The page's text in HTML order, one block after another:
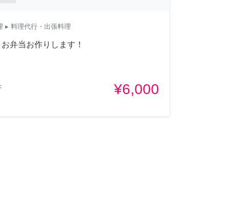
▸ 料理代行・出張料理
弁当お作りします！
¥6,000